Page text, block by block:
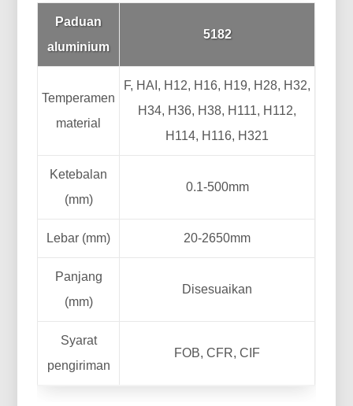
Paduan
aluminium
5182
Temperamen
material
F, HAI, H12, H16, H19, H28, H32,
H34, H36, H38, H111, H112,
H114, H116, H321
Ketebalan
(mm)
0.1-500mm
Lebar (mm) 20-2650mm
Panjang
(mm)
Disesuaikan
Syarat
pengiriman
FOB, CFR, CIF